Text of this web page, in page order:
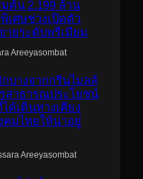
มต้น 2.199 ล้าน
ศษช่วงเปิดตัว
ายระดับพรีเมียม
Areeyasombat
บางจากกรีนไมลส์
สาธารณประโยชน์
ด้เดินทางเคียง
คมไทยให้น่าอยู่
Areeyasombat